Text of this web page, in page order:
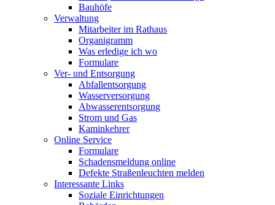
Bauhöfe
Verwaltung
Mitarbeiter im Rathaus
Organigramm
Was erledige ich wo
Formulare
Ver- und Entsorgung
Abfallentsorgung
Wasserversorgung
Abwasserentsorgung
Strom und Gas
Kaminkehrer
Online Service
Formulare
Schadensmeldung online
Defekte Straßenleuchten melden
Interessante Links
Soziale Einrichtungen